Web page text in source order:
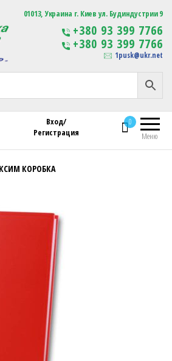
Компания Изготовление
сувенирной продукции
с логотипом
01013, Украина г. Киев ул. Будиндустрии 9
+380 93 399 7766
+380 93 399 7766
1pusk@ukr.net
Меню
0
Вход/
Регистрация
Компания
КОРОБКА